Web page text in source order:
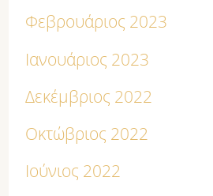
Φεβρουάριος 2023
Ιανουάριος 2023
Δεκέμβριος 2022
Οκτώβριος 2022
Ιούνιος 2022